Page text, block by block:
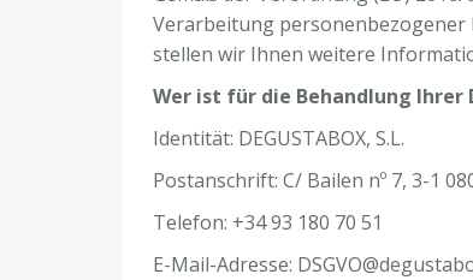
Verarbeitung personenbezogener
stellen wir Ihnen weitere
Wer ist für die Behandlung
Identität: DEGUSTABOX, S.L.
Postanschrift: C/ Bailen nº 7, 3-1
Telefon: +34 93 180 70 51
E-Mail-Adresse: